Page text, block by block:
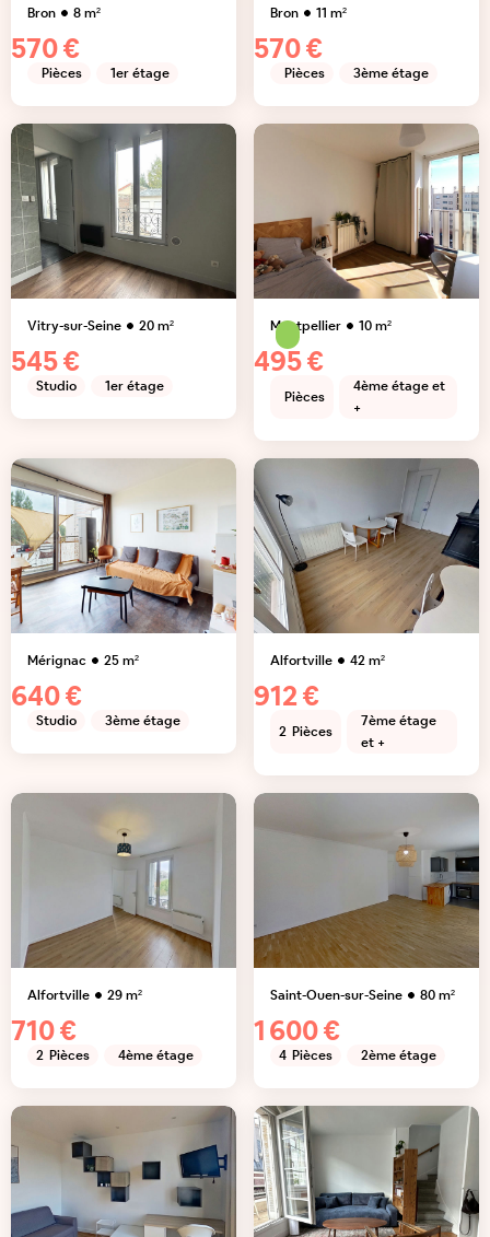
Bron 8m²
570 €
Pièces 1er étage
Bron 11 m²
570 €
Pièces 3ème étage
Vitry-sur-Seine 20m²
545 €
Studio 1er étage
Montpellier 10m²
495 €
Pièces
4ème étage et
+
Mérignac 25m²
640 €
Studio 3ème étage
Alfortville 42m²
912 €
2 Pièces
7ème étage
et +
Alfortville 29m²
710 €
2 Pièces 4ème étage
Saint-Ouen-sur-Seine 80m²
1 600 €
4 Pièces 2ème étage